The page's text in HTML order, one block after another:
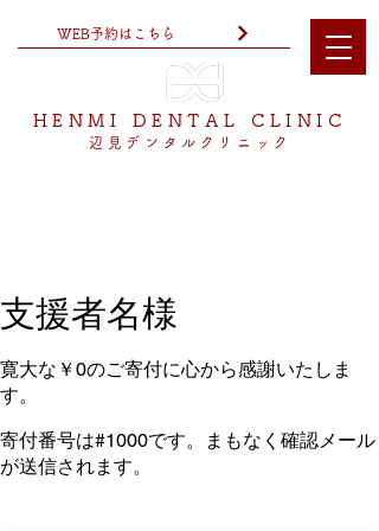
HENMI DENTAL CLINIC
辺見デンタルクリニック
WEB予約はこちら
支援者名様
寛大な￥0のご寄付に心から感謝いたしま
す。
寄付番号は#1000です。まもなく確認メール
が送信されます。